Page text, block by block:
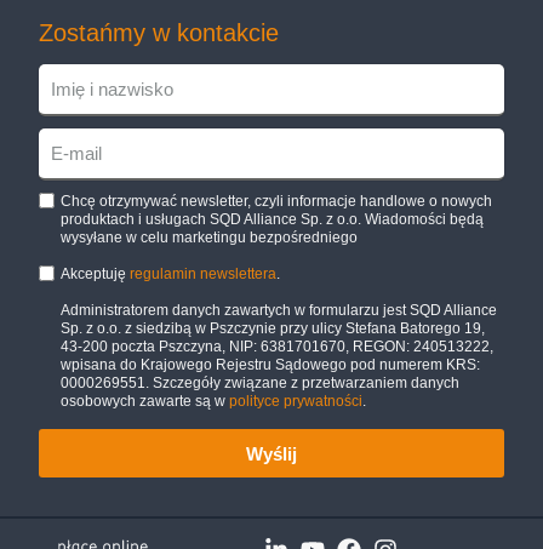
Zostańmy w kontakcie
Chcę otrzymywać newsletter, czyli informacje handlowe o nowych
produktach i usługach SQD Alliance Sp. z o.o. Wiadomości będą
wysyłane w celu marketingu bezpośredniego
Akceptuję regulamin newslettera.
Administratorem danych zawartych w formularzu jest SQD Alliance
Sp. z o.o. z siedzibą w Pszczynie przy ulicy Stefana Batorego 19,
43-200 poczta Pszczyna, NIP: 6381701670, REGON: 240513222,
wpisana do Krajowego Rejestru Sądowego pod numerem KRS:
0000269551. Szczegóły związane z przetwarzaniem danych
osobowych zawarte są w polityce prywatności.
Wyślij